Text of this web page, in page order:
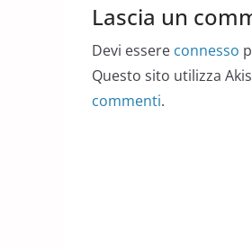
Lascia un
Devi essere connesso
Questo sito utilizza
commenti.